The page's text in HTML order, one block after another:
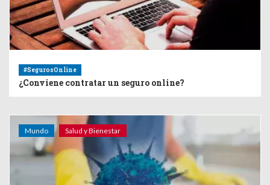
#SegurosOnline
¿Conviene contratar un seguro online?
Mundo Salud y Bienestar